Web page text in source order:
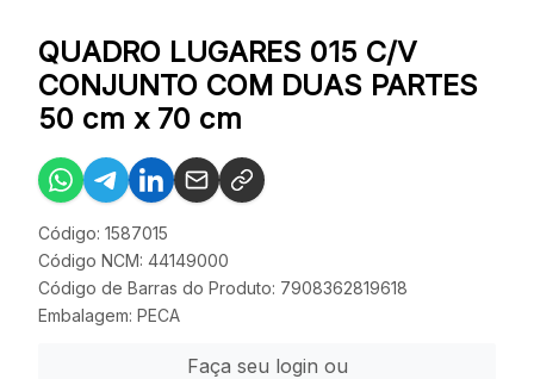
QUADRO LUGARES 015 C/V
CONJUNTO COM DUAS PARTES
50 cm x 70 cm
Código: 1587015
Código NCM: 44149000
Código de Barras do Produto: 7908362819618
Embalagem: PECA
Faça seu login ou